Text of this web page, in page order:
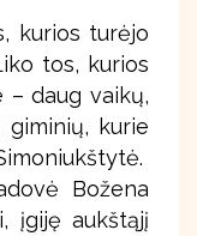
kurios turėjo
tos, kurios
– daug vaikų,
kurie
Božena
įgiję aukštąjį